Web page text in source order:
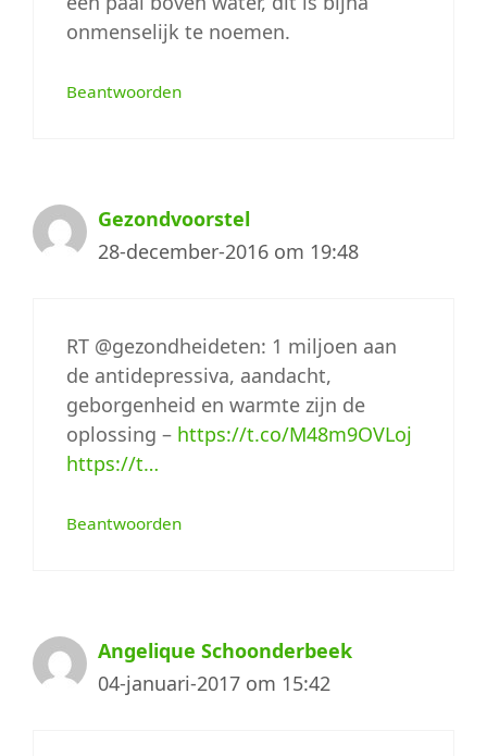
onmenselijk te noemen.
Beantwoorden
Gezondvoorstel
28-december-2016 om 19:48
RT @gezondheideten: 1 miljoen aan
de antidepressiva, aandacht,
geborgenheid en warmte zijn de
oplossing – https://t.co/M48m9OVLoj
https://t…
Beantwoorden
Angelique Schoonderbeek
04-januari-2017 om 15:42